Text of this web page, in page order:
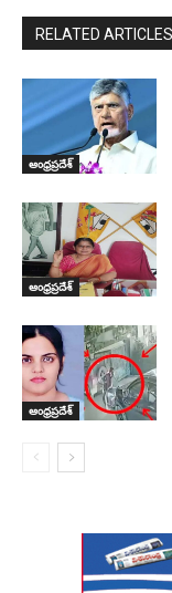
RELATED ARTICLES
ఆంధ్రప్రదేశ్
ఆంధ్రప్రదేశ్
ఆంధ్రప్రదేశ్